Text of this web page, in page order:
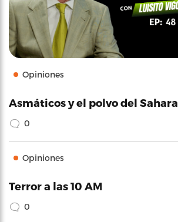
Opiniones
Asmáticos y el polvo del Sahara
0
Opiniones
Terror a las 10 AM
0